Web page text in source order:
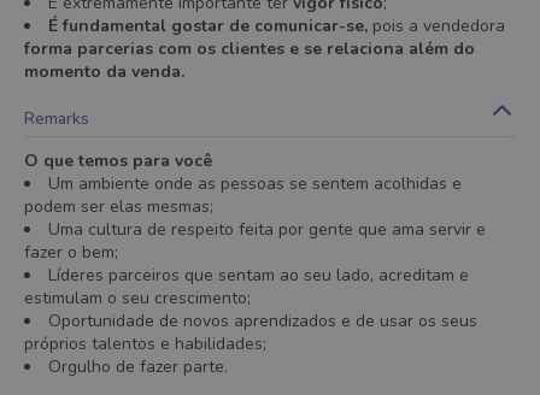
É fundamental gostar de comunicar-se, pois a vendedora
forma parcerias com os clientes e se relaciona além do
momento da venda.
Remarks
O que temos para você
Um ambiente onde as pessoas se sentem acolhidas e
podem ser elas mesmas;
Uma cultura de respeito feita por gente que ama servir e
fazer o bem;
Líderes parceiros que sentam ao seu lado, acreditam e
estimulam o seu crescimento;
Oportunidade de novos aprendizados e de usar os seus
próprios talentos e habilidades;
Orgulho de fazer parte.